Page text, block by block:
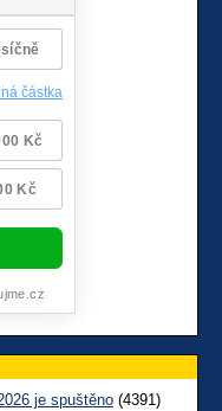
je spuštěno (4391)